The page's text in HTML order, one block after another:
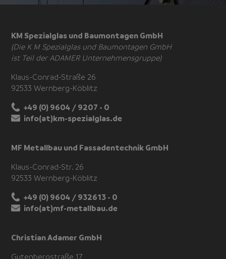
KM Spezialglas und Baumontagen GmbH
(Die K M Spezialglas und Baumontagen GmbH
ist Teil der ADAMER Unternehmensgruppe)
Klaus-Conrad-Straße 26
92533 Wernberg-Köblitz
+49 (0) 9604 / 9207 - 0
info(at)km-spezialglas.de
MF Metallbau und Fassadentechnik GmbH
Klaus-Conrad-Str. 26
92533 Wernberg-Köblitz
+49 (0) 9604 / 932613 - 0
info(at)mf-metallbau.de
Christian Adamer GmbH
Gutenbergstraße 17